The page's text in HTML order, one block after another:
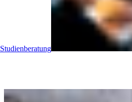
Studien­beratung